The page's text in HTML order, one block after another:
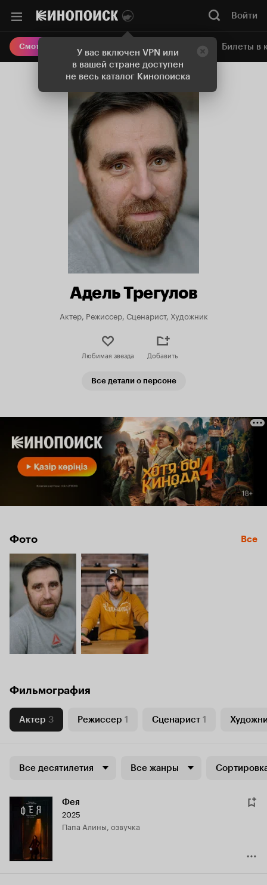
У вас включен VPN или
в вашей стране доступен
не весь каталог Кинопоиска
Войти
Смотреть кино Онлайн-кинотеатр Билеты в
Адель Трегулов
Актер, Режиссер, Сценарист, Художник
Любимая звезда Добавить
Все детали о персоне
Фото Все
Фильмография
Актер 3 Режиссер 1 Сценарист 1
Все десятилетия Все жанры
Фея
2025
папа Алины, озвучка